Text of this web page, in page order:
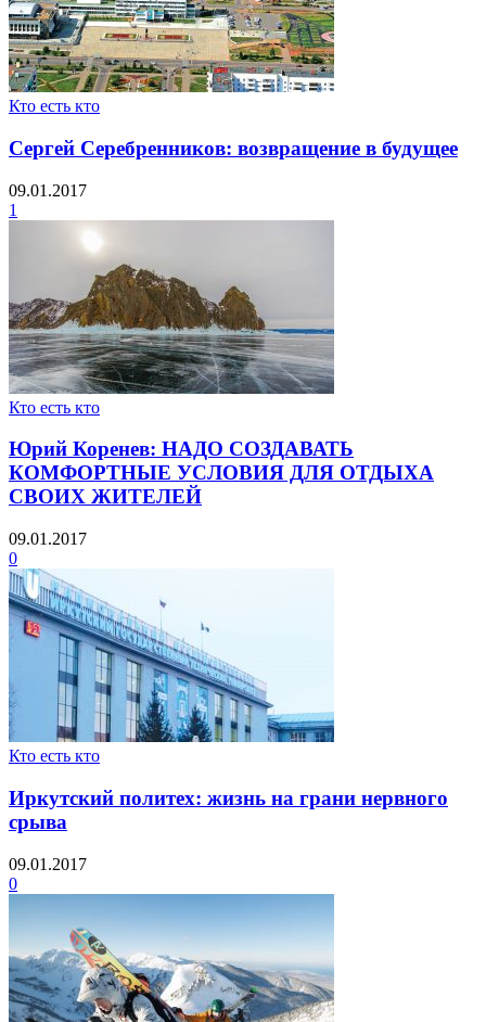
Кто есть кто
Сергей Серебренников: возвращение в будущее
09.01.2017
1
Кто есть кто
Юрий Коренев: НАДО СОЗДАВАТЬ
КОМФОРТНЫЕ УСЛОВИЯ ДЛЯ ОТДЫХА
СВОИХ ЖИТЕЛЕЙ
09.01.2017
0
Кто есть кто
Иркутский политех: жизнь на грани нервного
срыва
09.01.2017
0